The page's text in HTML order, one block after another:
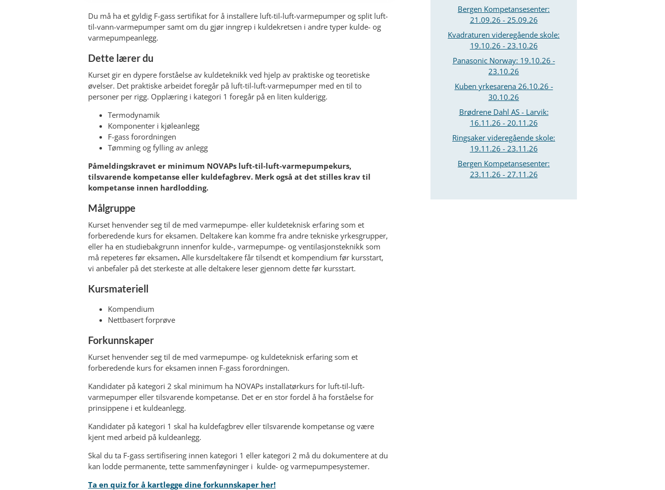
Du må ha et gyldig F-gass sertifikat for å installere luft-til-luft-varmepumper og split luft-
til-vann-varmepumper samt om du gjør inngrep i kuldekretsen i andre typer kulde- og
varmepumpeanlegg.
Dette lærer du
Kurset gir en dypere forståelse av kuldeteknikk ved hjelp av praktiske og teoretiske
øvelser. Det praktiske arbeidet foregår på luft-til-luft-varmepumper med en til to
personer per rigg. Opplæring i kategori 1 foregår på en liten kulderigg.
Termodynamik
Komponenter i kjøleanlegg
F-gass forordningen
Tømming og fylling av anlegg
Påmeldingskravet er minimum NOVAPs luft-til-luft-varmepumpekurs,
tilsvarende kompetanse eller kuldefagbrev. Merk også at det stilles krav til
kompetanse innen hardlodding.
Målgruppe
Kurset henvender seg til de med varmepumpe- eller kuldeteknisk erfaring som et
forberedende kurs for eksamen. Deltakere kan komme fra andre tekniske yrkesgrupper,
eller ha en studiebakgrunn innenfor kulde-, varmepumpe- og ventilasjonsteknikk som
må repeteres før eksamen. Alle kursdeltakere får tilsendt et kompendium før kursstart,
vi anbefaler på det sterkeste at alle deltakere leser gjennom dette før kursstart.
Kursmateriell
Kompendium
Nettbasert forprøve
Forkunnskaper
Kurset henvender seg til de med varmepumpe- og kuldeteknisk erfaring som et
forberedende kurs for eksamen innen F-gass forordningen.
Kandidater på kategori 2 skal minimum ha NOVAPs installatørkurs for luft-til-luft-
varmepumper eller tilsvarende kompetanse. Det er en stor fordel å ha forståelse for
prinsippene i et kuldeanlegg.
Kandidater på kategori 1 skal ha kuldefagbrev eller tilsvarende kompetanse og være
kjent med arbeid på kuldeanlegg.
Skal du ta F-gass sertifisering innen kategori 1 eller kategori 2 må du dokumentere at du
kan lodde permanente, tette sammenføyninger i kulde- og varmepumpesystemer.
Ta en quiz for å kartlegge dine forkunnskaper her!
Bergen Kompetansesenter:
21.09.26 - 25.09.26
Kvadraturen videregående skole:
19.10.26 - 23.10.26
Panasonic Norway: 19.10.26 -
23.10.26
Kuben yrkesarena 26.10.26 -
30.10.26
Brødrene Dahl AS - Larvik:
16.11.26 - 20.11.26
Ringsaker videregående skole:
19.11.26 - 23.11.26
Bergen Kompetansesenter:
23.11.26 - 27.11.26